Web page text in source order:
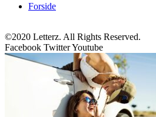
Forside
©2020 Letterz. All Rights Reserved.
Facebook TwitterYoutube